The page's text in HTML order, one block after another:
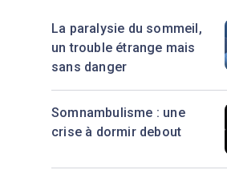
La paralysie du sommeil,
un trouble étrange mais
sans danger
Somnambulisme : une
crise à dormir debout